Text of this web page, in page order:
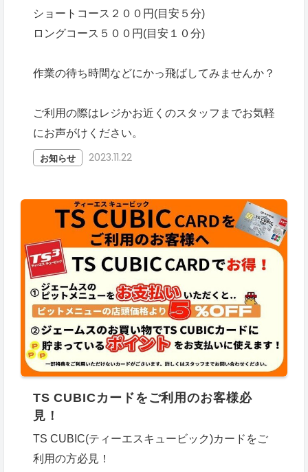
ショートコース２００円(目安５分)
ロングコース５００円(目安１０分)
作業の待ち時間などにかっ飛ばしてみませんか？
ご利用の際はレジかお近くのスタッフまでお気軽
にお声がけください。
お知らせ 2023.11.22
TS CUBICカードをご利用のお客様必
見！
TS CUBIC(ティーエスキュービック)カードをご
利用の方必見！